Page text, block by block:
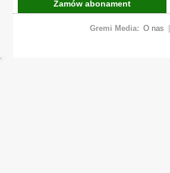
Zamów abonament
Gremi Media: O nas